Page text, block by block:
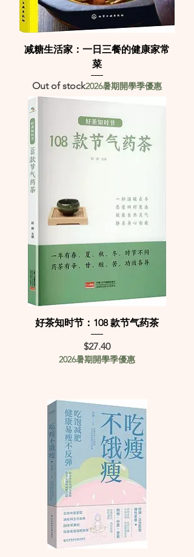
减糖生活家：一日三餐的健康家常
菜
Out of stock2026暑期開學季優惠
好茶知时节：108 款节气药茶
Price
$27.40
2026暑期開學季優惠